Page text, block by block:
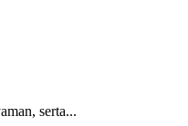
serta...